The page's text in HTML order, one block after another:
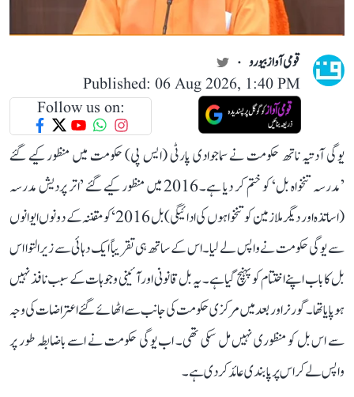
قومی آواز بیورو
Published: 06 Aug 2026, 1:40 PM
Follow us on:
یوگی آدتیہ ناتھ حکومت نے سماجوادی پارٹی (ایس پی) حکومت میں منظور کیے گئے
’مدرسہ تنخواہ بل‘ کو ختم کر دیا ہے۔ 2016 میں منظور کیے گئے ’اتر پردیش مدرسہ
(اساتذہ اور دیگر ملازمین کو تنخواہوں کی ادائیگی) بل 2016‘ کو مقننہ کے دونوں ایوانوں
سے یوگی حکومت نے واپس لے لیا۔ اس کے ساتھ ہی تقریباً ایک دہائی سے زیر التوا اس
بل کا باب اپنے اختتام کو پہنچ گیا ہے۔ یہ بل قانونی اور آئینی وجوہات کے سبب نافذ نہیں
ہو پایا تھا۔ گورنر اور بعد میں مرکزی حکومت کی جانب سے اٹھائے گئے اعتراضات کی وجہ
سے اس بل کو منظوری نہیں مل سکی تھی۔ اب یوگی حکومت نے اسے باضابطہ طور پر
واپس لے کر اس پر پابندی عائد کر دی ہے۔